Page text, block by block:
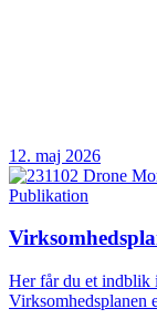
12. maj 2026
Publikation
Her får du et indblik
Virksomhedsplanen